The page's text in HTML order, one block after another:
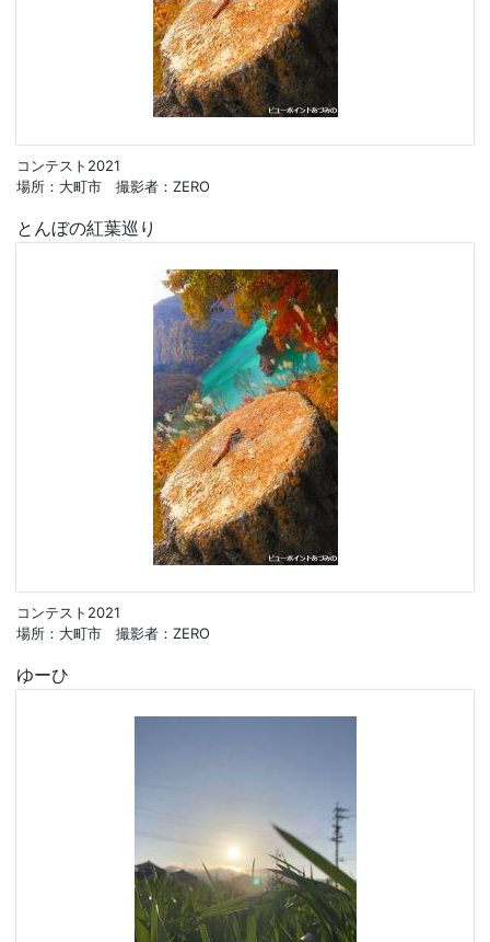
コンテスト2021
場所：大町市 撮影者：ZERO
とんぼの紅葉巡り
コンテスト2021
場所：大町市 撮影者：ZERO
ゆーひ